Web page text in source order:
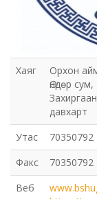
Эрдэнэт
Бүсийн
Хот
Орхон
Биеийн
Газрын
Хаяг
Орхон
Өндөр
давхарт
Утас
70350792
Факс
70350792
Веб